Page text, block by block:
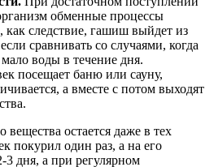
обменные процессы
как следствие, гашиш выйдет из
сравнивать со случаями, когда
воды в течение дня.
посещает баню или сауну,
а вместе с потом выходят
вещества остается даже в тех
покурил один раз, а на его
3 дня, а при регулярном